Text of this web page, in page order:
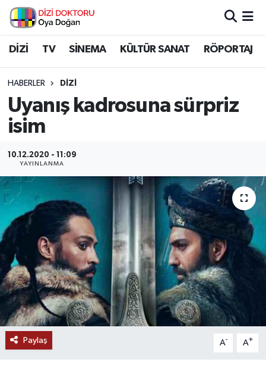
DİZİ TV SİNEMA KÜLTÜR SANAT RÖPORTAJ
HABERLER DİZİ
Uyanış kadrosuna sürpriz
isim
10.12.2020 - 11:09
YAYINLANMA
Paylaş A- A+
İstanbul Nöbetçi Eczaneler
İstanbul Namaz Vakitleri
İstanbul Trafik Yoğunluk Haritası
Süper Lig Puan Durumu ve Fikstür
Tüm Manşetler
Son Dakika Haberleri
Haber Arşivi